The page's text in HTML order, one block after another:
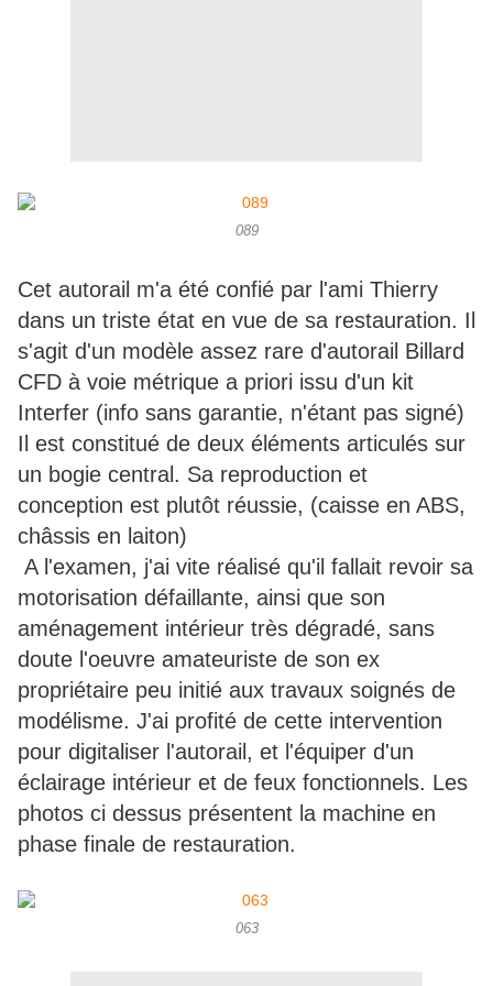
089
Cet autorail m'a été confié par l'ami Thierry
dans un triste état en vue de sa restauration. Il
s'agit d'un modèle assez rare d'autorail Billard
CFD à voie métrique a priori issu d'un kit
Interfer (info sans garantie, n'étant pas signé)
Il est constitué de deux éléments articulés sur
un bogie central. Sa reproduction et
conception est plutôt réussie, (caisse en ABS,
châssis en laiton)
A l'examen, j'ai vite réalisé qu'il fallait revoir sa
motorisation défaillante, ainsi que son
aménagement intérieur très dégradé, sans
doute l'oeuvre amateuriste de son ex
propriétaire peu initié aux travaux soignés de
modélisme. J'ai profité de cette intervention
pour digitaliser l'autorail, et l'équiper d'un
éclairage intérieur et de feux fonctionnels. Les
photos ci dessus présentent la machine en
phase finale de restauration.
063